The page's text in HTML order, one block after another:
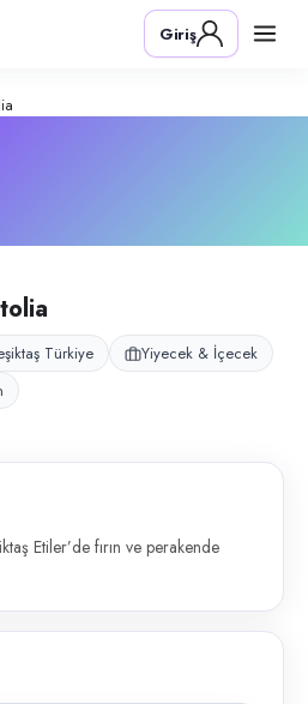
Şirket Profili
fırın ve perakende tezgâh
Giriş
Türkiye
Yiyecek & İçecek
Etiler’de fırın ve perakende